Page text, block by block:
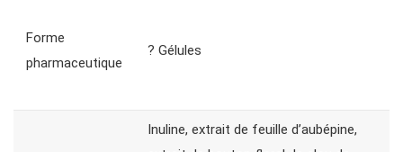
Forme
pharmaceutique
? Gélules
Inuline, extrait de feuille d’aubépine,